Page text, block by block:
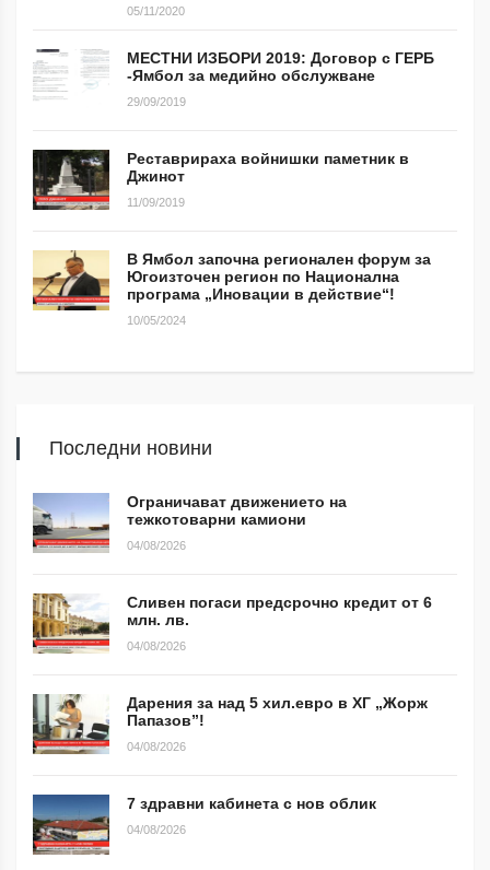
05/11/2020
МЕСТНИ ИЗБОРИ 2019: Договор с ГЕРБ
-Ямбол за медийно обслужване
29/09/2019
Реставрираха войнишки паметник в
Джинот
11/09/2019
В Ямбол започна регионален форум за
Югоизточен регион по Национална
програма „Иновации в действие“!
10/05/2024
Последни новини
Ограничават движението на
тежкотоварни камиони
04/08/2026
Сливен погаси предсрочно кредит от 6
млн. лв.
04/08/2026
Дарения за над 5 хил.евро в ХГ „Жорж
Папазов”!
04/08/2026
7 здравни кабинета с нов облик
04/08/2026